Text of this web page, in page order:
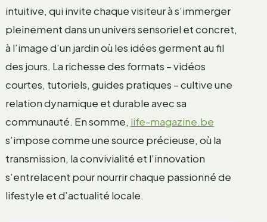
intuitive, qui invite chaque visiteur à s’immerger
pleinement dans un univers sensoriel et concret,
à l’image d’un jardin où les idées germent au fil
des jours. La richesse des formats – vidéos
courtes, tutoriels, guides pratiques – cultive une
relation dynamique et durable avec sa
communauté. En somme, life-magazine.be
s’impose comme une source précieuse, où la
transmission, la convivialité et l’innovation
s’entrelacent pour nourrir chaque passionné de
lifestyle et d’actualité locale.